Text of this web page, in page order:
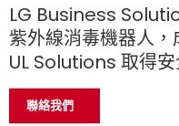
LG Business
紫外線消毒機器人
UL Solutions 取得安
聯絡我們